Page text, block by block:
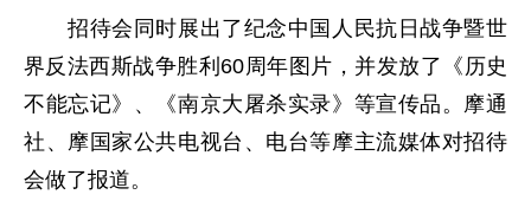
招待会同时展出了纪念中国人民抗日战争暨世
界反法西斯战争胜利60周年图片，并发放了《历史
不能忘记》、《南京大屠杀实录》等宣传品。摩通
社、摩国家公共电视台、电台等摩主流媒体对招待
会做了报道。